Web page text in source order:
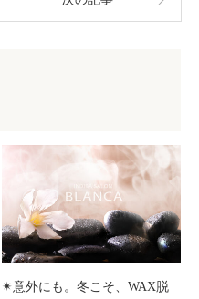
✴︎意外にも。冬こそ、WAX脱